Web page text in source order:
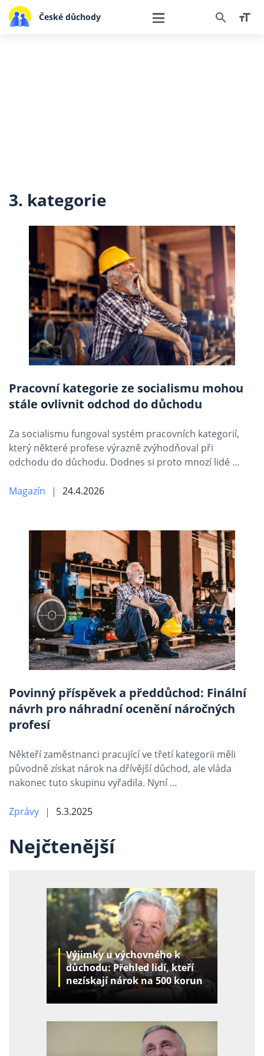
České důchody
3. kategorie
Pracovní kategorie ze socialismu mohou
stále ovlivnit odchod do důchodu
Za socialismu fungoval systém pracovních kategorií,
který některé profese výrazně zvýhodňoval při
odchodu do důchodu. Dodnes si proto mnozí lidé …
Magazín 24.4.2026
Povinný příspěvek a předdůchod: Finální
návrh pro náhradní ocenění náročných
profesí
Někteří zaměstnanci pracující ve třetí kategorii měli
původně získat nárok na dřívější důchod, ale vláda
nakonec tuto skupinu vyřadila. Nyní …
Zprávy 5.3.2025
Nejčtenější
Výjimky u výchovného k
důchodu: Přehled lidí, kteří
nezískají nárok na 500 korun
za děti